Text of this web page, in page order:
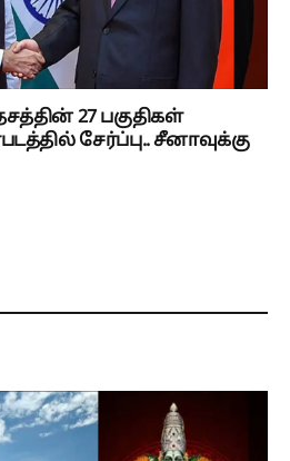
27 பகுதிகள்
சேர்ப்பு.. சீனாவுக்கு